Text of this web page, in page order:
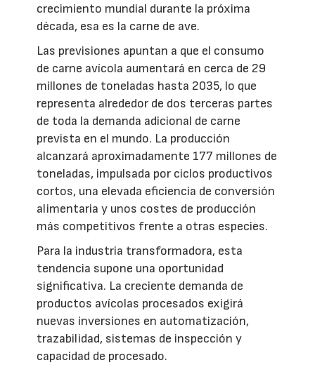
crecimiento mundial durante la próxima
década, esa es la carne de ave.
Las previsiones apuntan a que el consumo
de carne avícola aumentará en cerca de 29
millones de toneladas hasta 2035, lo que
representa alrededor de dos terceras partes
de toda la demanda adicional de carne
prevista en el mundo. La producción
alcanzará aproximadamente 177 millones de
toneladas, impulsada por ciclos productivos
cortos, una elevada eficiencia de conversión
alimentaria y unos costes de producción
más competitivos frente a otras especies.
Para la industria transformadora, esta
tendencia supone una oportunidad
significativa. La creciente demanda de
productos avícolas procesados exigirá
nuevas inversiones en automatización,
trazabilidad, sistemas de inspección y
capacidad de procesado.